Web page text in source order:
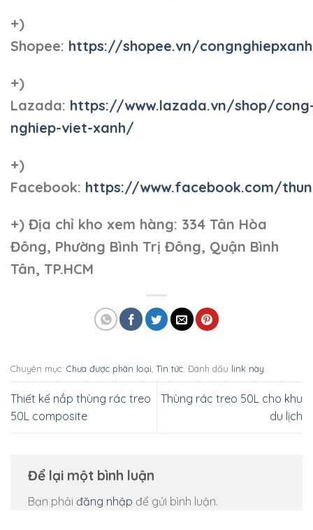
+)
Shopee: https://shopee.vn/
+)
Lazada: https://www.lazada.vn/shop/
nghiep-viet-xanh/
+)
Facebook: https://www.facebook.com/
+) Địa chỉ kho xem hàng: 334 Tân Hòa
Đông, Phường Bình Trị Đông, Quận Bình
Tân, TP.HCM
Chuyên mục: Chưa được phân loại Tin tức . Đánh dấu link này
Thiết kế nắp thùng rác treo
50L composite
Thùng rác treo 50L cho khu
du lịch
Để lại một bình luận
Bạn phải đăng nhập để gửi bình luận.